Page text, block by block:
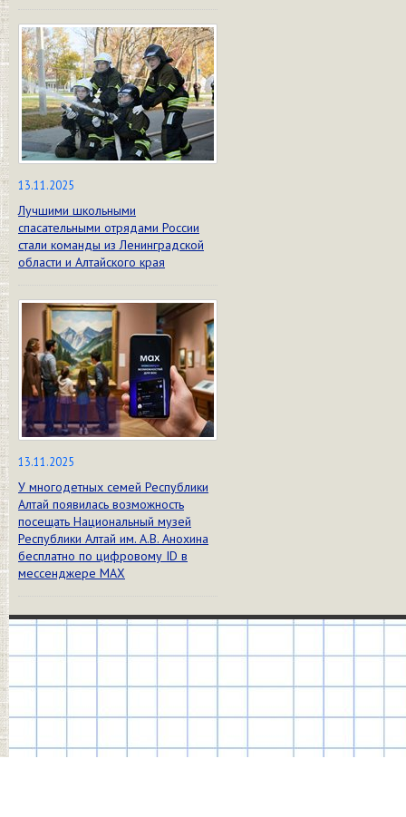
13.11.2025
Лучшими школьными
спасательными отрядами России
стали команды из Ленинградской
области и Алтайского края
13.11.2025
У многодетных семей Республики
Алтай появилась возможность
посещать Национальный музей
Республики Алтай им. А.В. Анохина
бесплатно по цифровому ID в
мессенджере МАХ